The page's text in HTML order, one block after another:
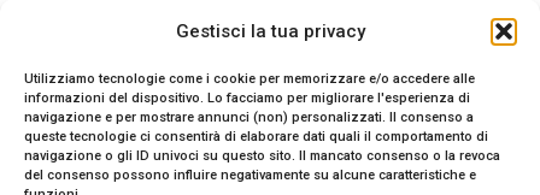
Gestisci la tua privacy
Utilizziamo tecnologie come i cookie per memorizzare e/o accedere alle
informazioni del dispositivo. Lo facciamo per migliorare l'esperienza di
navigazione e per mostrare annunci (non) personalizzati. Il consenso a
queste tecnologie ci consentirà di elaborare dati quali il comportamento di
navigazione o gli ID univoci su questo sito. Il mancato consenso o la revoca
del consenso possono influire negativamente su alcune caratteristiche e